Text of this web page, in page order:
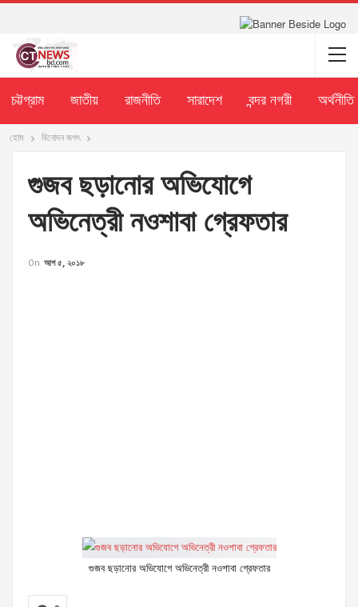
চট্টগ্রাম জাতীয় রাজনীতি সারাদেশ বন্দর নগরী অর্থনীতি
হোম বিনোদন জগৎ
গুজব ছড়ানোর অভিযোগে
অভিনেত্রী নওশাবা গ্রেফতার
On আগ ৫, ২০১৮
গুজব ছড়ানোর অভিযোগে অভিনেত্রী নওশাবা গ্রেফতার